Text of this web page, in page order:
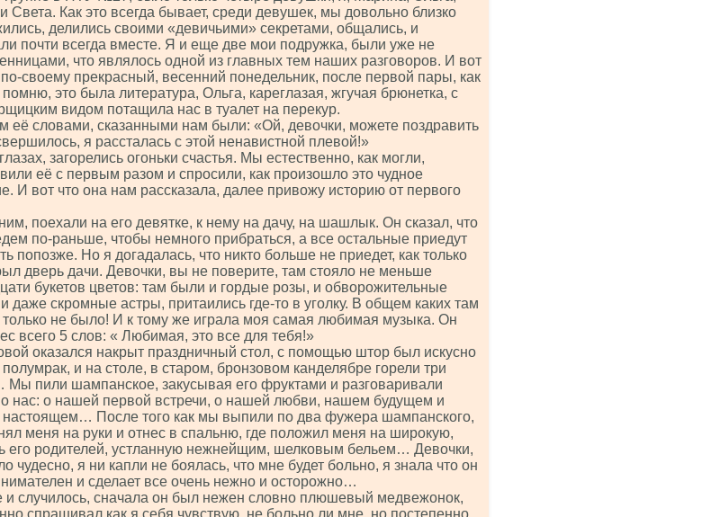
Света. Как это всегда бывает, среди девушек, мы довольно близко
делились своими «девичьими» секретами, общались, и
почти всегда вместе. Я и еще две мои подружка, были уже не
что являлось одной из главных тем наших разговоров. И вот
своему прекрасный, весенний понедельник, после первой пары, как
помню, это была литература, Ольга, кареглазая, жгучая брюнетка, с
видом потащила нас в туалет на перекур.
её словами, сказанными нам были: «Ой, девочки, можете поздравить
я рассталась с этой ненавистной плевой!»
загорелись огоньки счастья. Мы естественно, как могли,
её с первым разом и спросили, как произошло это чудное
И вот что она нам рассказала, далее привожу историю от первого
поехали на его девятке, к нему на дачу, на шашлык. Он сказал, что
по-раньше, чтобы немного прибраться, а все остальные приедут
попозже. Но я догадалась, что никто больше не приедет, как только
дверь дачи. Девочки, вы не поверите, там стояло не меньше
букетов цветов: там были и гордые розы, и обворожительные
даже скромные астры, притаились где-то в уголку. В общем каких там
только не было! И к тому же играла моя самая любимая музыка. Он
всего 5 слов: « Любимая, это все для тебя!»
оказался накрыт праздничный стол, с помощью штор был искусно
полумрак, и на столе, в старом, бронзовом канделябре горели три
Мы пили шампанское, закусывая его фруктами и разговаривали
о нас: о нашей первой встречи, о нашей любви, нашем будущем и
После того как мы выпили по два фужера шампанского,
меня на руки и отнес в спальню, где положил меня на широкую,
его родителей, устланную нежнейщим, шелковым бельем… Девочки,
чудесно, я ни капли не боялась, что мне будет больно, я знала что он
и сделает все очень нежно и осторожно…
и случилось, сначала он был нежен словно плюшевый медвежонок,
спрашивал как я себя чувствую, не больно ли мне, но постепенно